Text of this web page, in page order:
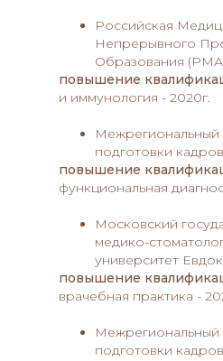
Российская
Непрерывного
Образования
повышение
и иммунология - 2020г.
Межрегиональный
подготовки
повышение
функциональная
Московский
медико-
университет
повышение
врачебная практика -
Межрегиональный
подготовки